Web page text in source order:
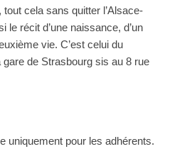
cela sans quitter l’Alsace-
le récit d’une naissance, d’un
vie. C’est celui du
gare de Strasbourg sis au 8 rue
uniquement pour les adhérents.